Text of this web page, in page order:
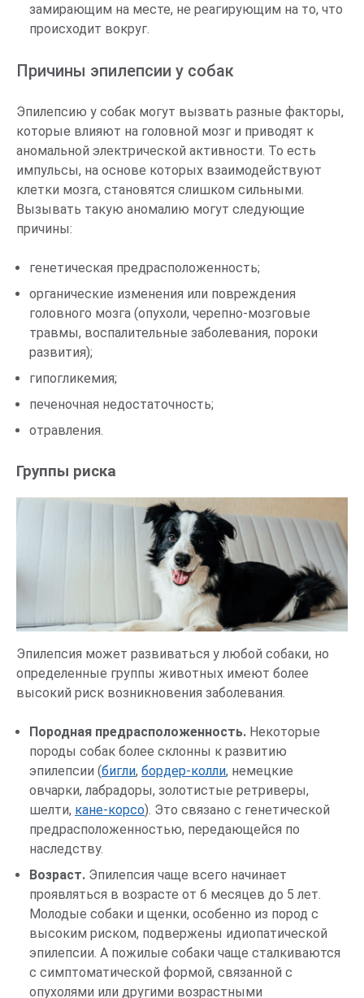
замирающим на месте, не реагирующим на то, что
происходит вокруг.
Причины эпилепсии у собак
Эпилепсию у собак могут вызвать разные факторы,
которые влияют на головной мозг и приводят к
аномальной электрической активности. То есть
импульсы, на основе которых взаимодействуют
клетки мозга, становятся слишком сильными.
Вызывать такую аномалию могут следующие
причины:
генетическая предрасположенность;
органические изменения или повреждения
головного мозга (опухоли, черепно-мозговые
травмы, воспалительные заболевания, пороки
развития);
гипогликемия;
печеночная недостаточность;
отравления.
Группы риска
Эпилепсия может развиваться у любой собаки, но
определенные группы животных имеют более
высокий риск возникновения заболевания.
Породная предрасположенность. Некоторые
породы собак более склонны к развитию
эпилепсии (бигли, бордер-колли, немецкие
овчарки, лабрадоры, золотистые ретриверы,
шелти, кане-корсо). Это связано с генетической
предрасположенностью, передающейся по
наследству.
Возраст. Эпилепсия чаще всего начинает
проявляться в возрасте от 6 месяцев до 5 лет.
Молодые собаки и щенки, особенно из пород с
высоким риском, подвержены идиопатической
эпилепсии. А пожилые собаки чаще сталкиваются
с симптоматической формой, связанной с
опухолями или другими возрастными